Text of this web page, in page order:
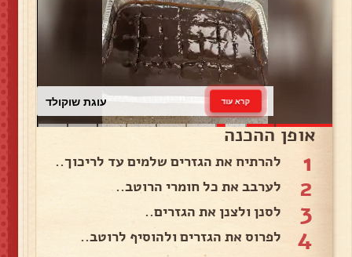
עוגת שוקולד קרא עוד
אופן ההכנה
1 להרתיח את הגזרים שלמים עד לריכוך..
2 לערבב את כל חומרי הרוטב..
3 לסנן ולצנן את הגזרים..
4 לפרוס את הגזרים ולהוסיף לרוטב..